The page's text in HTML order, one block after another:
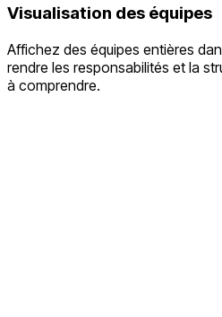
Visualisation des équipes
Affichez des équipes entières
rendre les responsabilités et la
à comprendre.